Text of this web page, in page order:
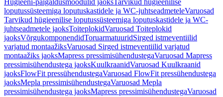
Hügieeni-paigaldusmoodulid jaoksTarvikud hügieenilise
loputussüsteemiga loputuskastidele ja WC-juhtseadmeteleVaruosad
Tarvikud hügieenilise loputussüsteemiga loputuskastidele ja WC-
juhtseadmetele jaoksToiteplokidVaruosad Toiteplokid
jaoksVõrgukomponendidToruarmatuuridSirged istmeventiilid
varjatud montaažiksVaruosad Sirged istmeventiilid varjatud
montaažiks jaoksMapress pressimisühendustegaVaruosad Mapress
pressimisühendustega jaoksKuulkraanidVaruosad Kuulkraanid
jaoksFlowFit pressühendustegaVaruosad FlowFit pressühendustega
jaoksMepla pressimisühendustegaVaruosad Mepla
pressimisühendustega jaoksMapress pressimisühendustegaVaruosad